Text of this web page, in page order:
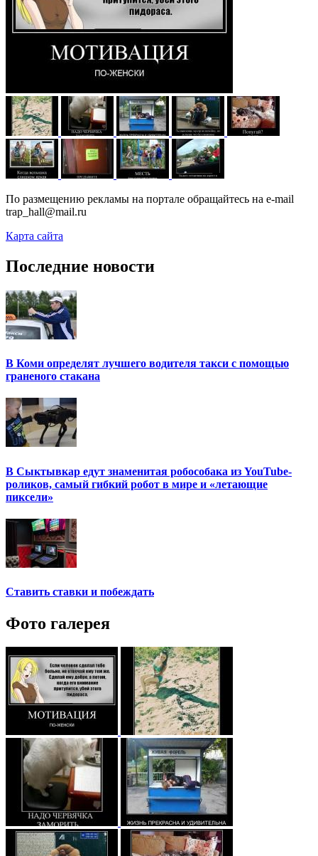
По размещению рекламы на портале обращайтесь на e-mail
trap_hall@mail.ru
Карта сайта
Последние новости
В Коми определят лучшего водителя такси с помощью
граненого стакана
В Сыктывкар едут знаменитая робособака из YouTube-
роликов, самый гибкий робот в мире и «летающие
пиксели»
Ставить ставки и побеждать
Фото галерея